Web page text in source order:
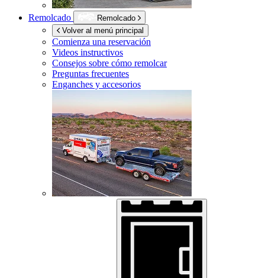
Remolcado
Remolcado
Volver al menú principal
Comienza una reservación
Videos instructivos
Consejos sobre cómo remolcar
Preguntas frecuentes
Enganches y accesorios